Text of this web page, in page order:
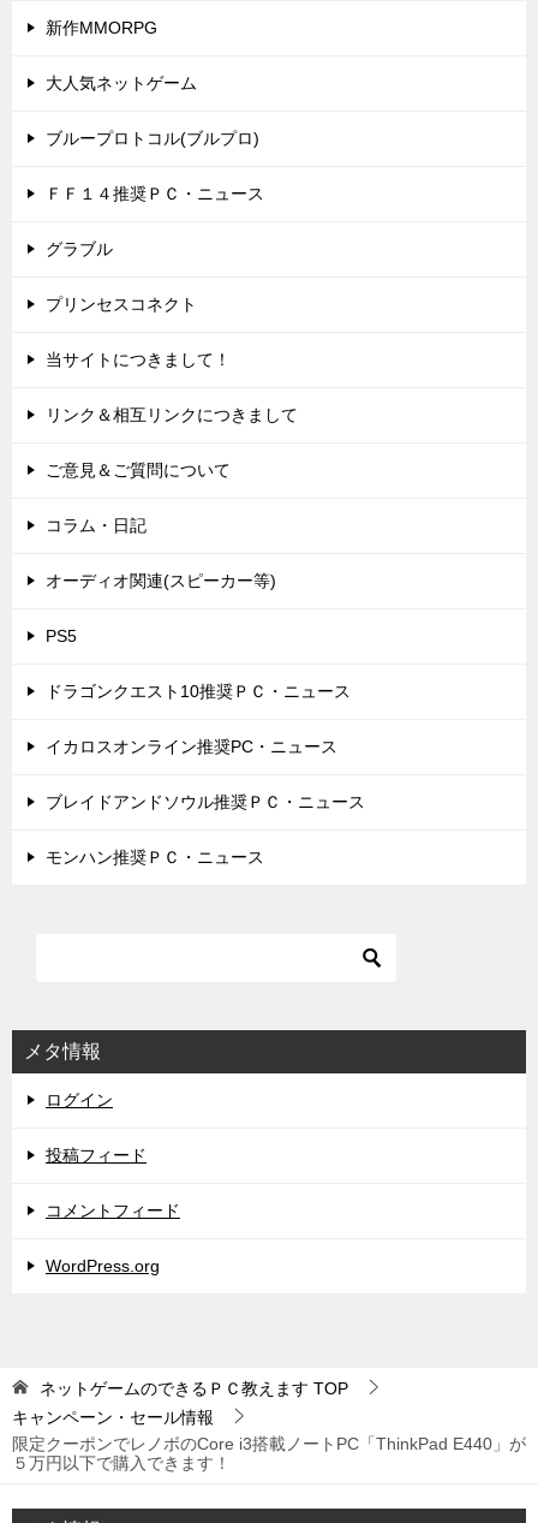
新作MMORPG
大人気ネットゲーム
ブループロトコル(ブルプロ)
ＦＦ１４推奨ＰＣ・ニュース
グラブル
プリンセスコネクト
当サイトにつきまして！
リンク＆相互リンクにつきまして
ご意見＆ご質問について
コラム・日記
オーディオ関連(スピーカー等)
PS5
ドラゴンクエスト10推奨ＰＣ・ニュース
イカロスオンライン推奨PC・ニュース
ブレイドアンドソウル推奨ＰＣ・ニュース
モンハン推奨ＰＣ・ニュース
メタ情報
ログイン
投稿フィード
コメントフィード
WordPress.org
ネットゲームのできるＰＣ教えます TOP
キャンペーン・セール情報
限定クーポンでレノボのCore i3搭載ノートPC「ThinkPad E440」が
５万円以下で購入できます！